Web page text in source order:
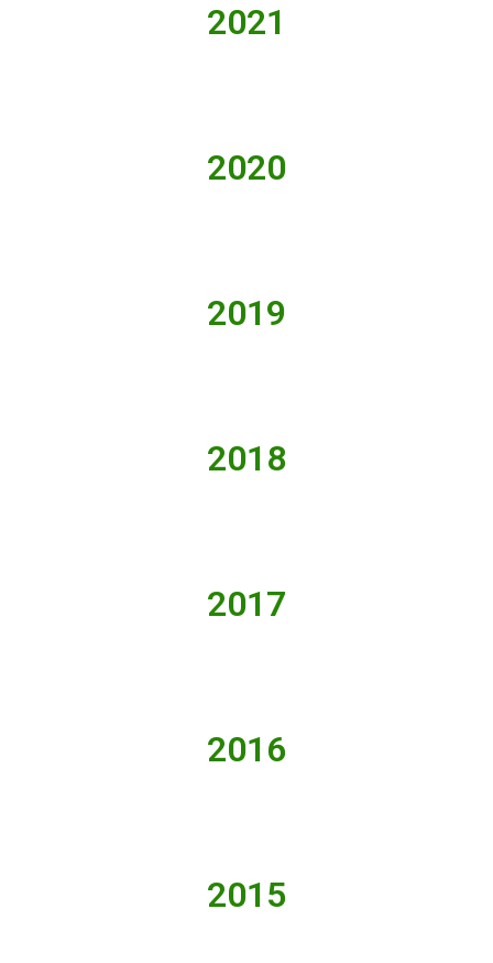
2021
2020
2019
2018
2017
2016
2015